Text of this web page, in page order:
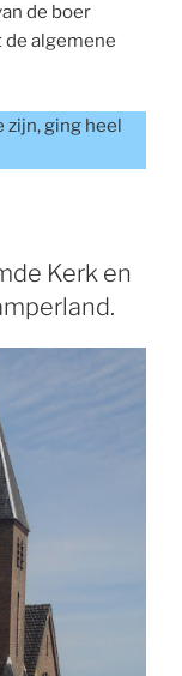
de boer
algemene
zijn, ging heel
Kerk en